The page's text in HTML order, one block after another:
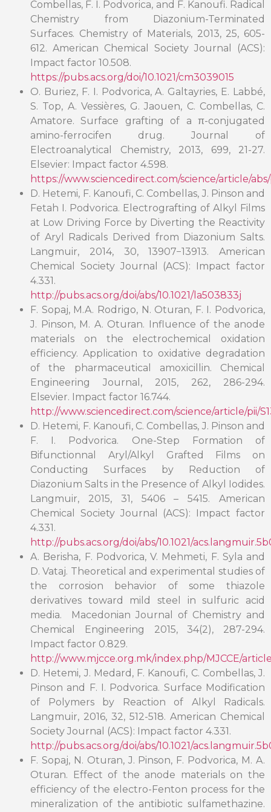
Combellas, F. I. Podvorica, and F. Kanoufi. Radical
Chemistry from Diazonium-Terminated
Surfaces. Chemistry of Materials, 2013, 25, 605-
612. American Chemical Society Journal (ACS):
Impact factor 10.508.
https://pubs.acs.org/doi/10.1021/cm3039015
O. Buriez, F. I. Podvorica, A. Galtayries, E. Labbé,
S. Top, A. Vessières, G. Jaouen, C. Combellas, C.
Amatore. Surface grafting of a π-conjugated
amino-ferrocifen drug. Journal of
Electroanalytical Chemistry, 2013, 699, 21-27.
Elsevier: Impact factor 4.598.
https://www.sciencedirect.com/science/article/abs/
D. Hetemi, F. Kanoufi, C. Combellas, J. Pinson and
Fetah I. Podvorica. Electrografting of Alkyl Films
at Low Driving Force by Diverting the Reactivity
of Aryl Radicals Derived from Diazonium Salts.
Langmuir, 2014, 30, 13907−13913. American
Chemical Society Journal (ACS): Impact factor
4.331.
http://pubs.acs.org/doi/abs/10.1021/la503833j
F. Sopaj, M.A. Rodrigo, N. Oturan, F. I. Podvorica,
J. Pinson, M. A. Oturan. Influence of the anode
materials on the electrochemical oxidation
efficiency. Application to oxidative degradation
of the pharmaceutical amoxicillin. Chemical
Engineering Journal, 2015, 262, 286-294.
Elsevier. Impact factor 16.744.
http://www.sciencedirect.com/science/article/pii/
D. Hetemi, F. Kanoufi, C. Combellas, J. Pinson and
F. I. Podvorica. One-Step Formation of
Bifunctionnal Aryl/Alkyl Grafted Films on
Conducting Surfaces by Reduction of
Diazonium Salts in the Presence of Alkyl Iodides.
Langmuir, 2015, 31, 5406 – 5415. American
Chemical Society Journal (ACS): Impact factor
4.331.
http://pubs.acs.org/doi/abs/10.1021/
A. Berisha, F. Podvorica, V. Mehmeti, F. Syla and
D. Vataj. Theoretical and experimental studies of
the corrosion behavior of some thiazole
derivatives toward mild steel in sulfuric acid
media. Macedonian Journal of Chemistry and
Chemical Engineering 2015, 34(2), 287-294.
Impact factor 0.829.
http://www.mjcce.org.mk/index.php/MJCCE/
D. Hetemi, J. Medard, F. Kanoufi, C. Combellas, J.
Pinson and F. I. Podvorica. Surface Modification
of Polymers by Reaction of Alkyl Radicals.
Langmuir, 2016, 32, 512-518. American Chemical
Society Journal (ACS): Impact factor 4.331.
http://pubs.acs.org/doi/abs/10.1021/
F. Sopaj, N. Oturan, J. Pinson, F. Podvorica, M. A.
Oturan. Effect of the anode materials on the
efficiency of the electro-Fenton process for the
mineralization of the antibiotic sulfamethazine.